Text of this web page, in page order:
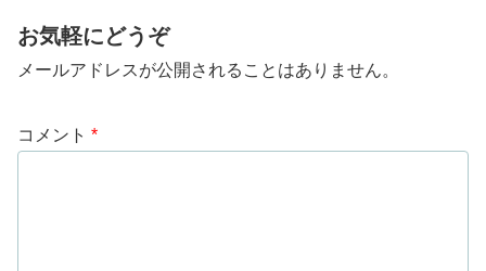
お気軽にどうぞ
メールアドレスが公開されることはありません。
コメント *